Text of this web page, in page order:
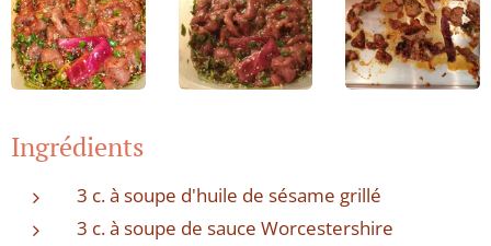
Ingrédients
3 c. à soupe d'huile de sésame grillé
3 c. à soupe de sauce Worcestershire